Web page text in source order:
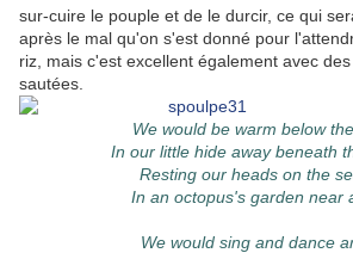
sur-cuire le pouple et de le durcir, ce qui
après le mal qu'on s'est donné pour
riz, mais c'est excellent également avec
sautées.
We would be warm below
In our little hide away beneath
Resting our heads on the
In an octopus's garden near
We would sing and dance